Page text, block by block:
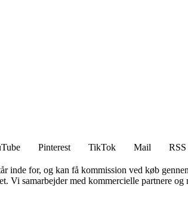
Pinterest TikTok Mail
RSS
inde for, og kan få kommission ved køb
Vi samarbejder med kommercielle partnere